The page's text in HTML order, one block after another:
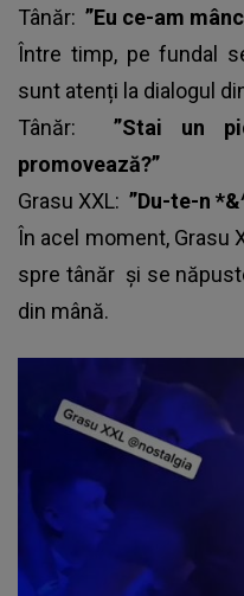
Tânăr: ”Eu ce-am
Între timp, pe fundal
sunt atenți la dialogul
Tânăr: ”Stai un
promovează?”
Grasu XXL: ”Du-te-n
În acel moment, Grasu
spre tânăr și se
din mână.